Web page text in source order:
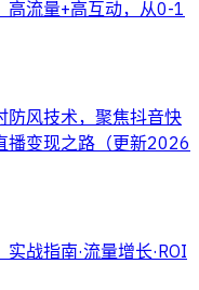
高流量+高互动，从0-1
防风技术，聚焦抖音快
播变现之路（更新2026
战指南·流量增长·ROI